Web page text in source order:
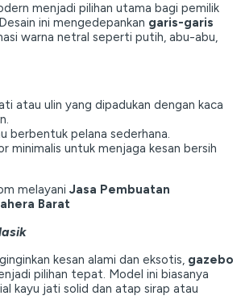
menjadi pilihan utama bagi pemilik
ini mengedepankan garis-garis
warna netral seperti putih, abu-abu,
atau ulin yang dipadukan dengan kaca
berbentuk pelana sederhana.
minimalis untuk menjaga kesan bersih
melayani Jasa Pembuatan
Barat
kesan alami dan eksotis, gazebo
pilihan tepat. Model ini biasanya
kayu jati solid dan atap sirap atau